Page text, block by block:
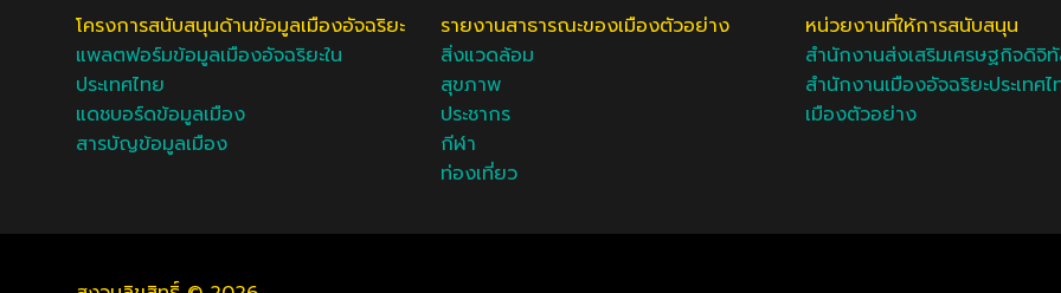
โครงการสนับสนุนด้านข้อมูลเมืองอัจฉริยะ
แพลตฟอร์มข้อมูลเมืองอัจฉริยะใน
ประเทศไทย
แดชบอร์ดข้อมูลเมือง
สารบัญข้อมูลเมือง
รายงานสาธารณะของเมืองตัวอย่าง
สิ่งแวดล้อม
สุขภาพ
ประชากร
กีฬา
ท่องเที่ยว
หน่วยงานที่ให้การสนับสนุน
สำนักงานส่งเสริมเศรษฐกิจดิจิ
สำนักงานเมืองอัจฉริยะประเทศไ
เมืองตัวอย่าง